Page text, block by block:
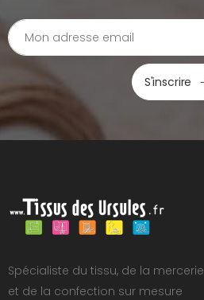
S'inscrire
Spécialiste du tissu, de la mercerie
et de la confection sur mesure